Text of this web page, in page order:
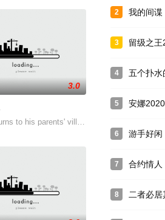
一起的时候才能发挥超能力。祖父成为不死
훈의 동생이 들이닥친다.급히 커플의 흔적
3.0
to his parents' village to claim his land.
2 我的间谍
3 留级之王
4 五个扑水
5 安娜2020
6 游手好闲
7 合约情人
8 二者必居